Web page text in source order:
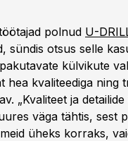
polnud U-
sündis otsus selle
külvikute
hea kvaliteediga ning
„Kvaliteet ja
väga tähtis, sest
üheks korraks,